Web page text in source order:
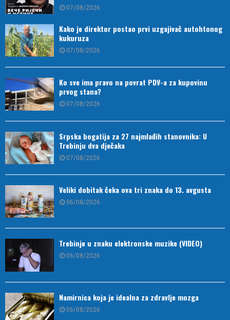
07/08/2026
Kako je direktor postao prvi uzgajivač autohtonog
kukuruza
07/08/2026
Ko sve ima pravo na povrat PDV-a za kupovinu
prvog stana?
07/08/2026
Srpska bogatija za 27 najmlađih stanovnika: U
Trebinju dva dječaka
07/08/2026
Veliki dobitak čeka ova tri znaka do 13. avgusta
06/08/2026
Trebinje u znaku elektronske muzike (VIDEO)
06/08/2026
Namirnica koja je idealna za zdravlje mozga
06/08/2026